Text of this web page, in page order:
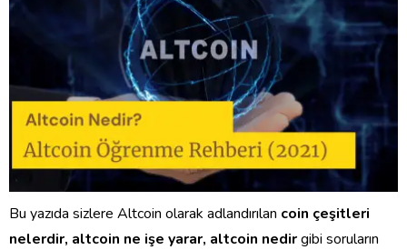
Bu yazıda sizlere Altcoin olarak adlandırılan coin çeşitleri
nelerdir, altcoin ne işe yarar, altcoin nedirgibi soruların